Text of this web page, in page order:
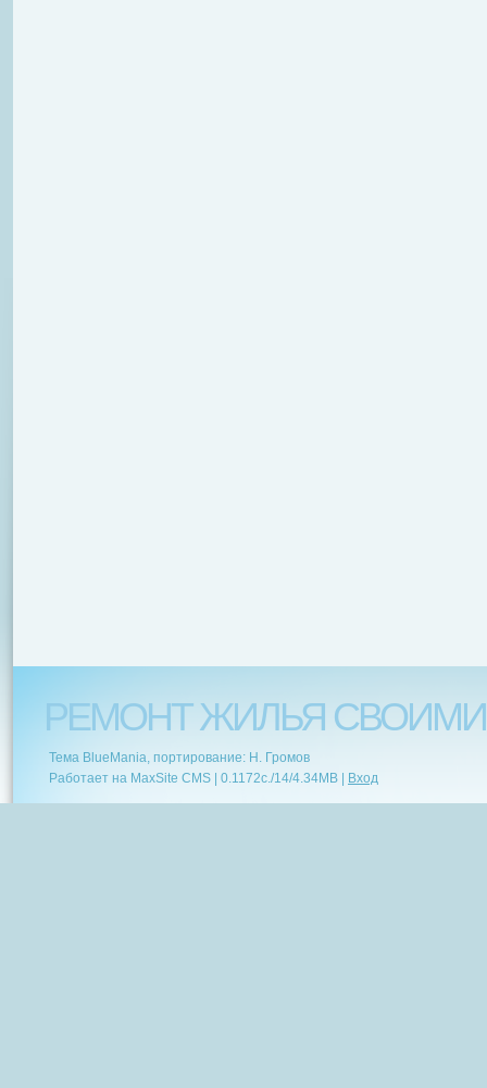
РЕМОНТ ЖИЛЬЯ
Тема BlueMania, портирование: Н. Громов
Работает на MaxSite CMS | 0.1172c./14/4.34MB | Вход